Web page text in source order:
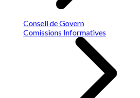
Consell de Govern
Comissions Informatives